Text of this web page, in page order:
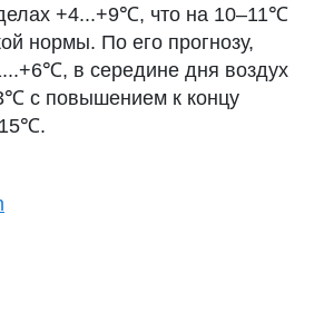
+4...+9℃, что на 10–11℃
нормы. По его прогнозу,
в середине дня воздух
с повышением к концу